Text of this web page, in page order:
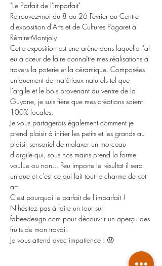
"Le Parfait de l'Imparfait"
Retrouvez-moi du 8 au 26 Février au Centre
d'exposition d'Arts et de Cultures Pagaret à
Rémire-Montjoly
Cette exposition est une arène dans laquelle j'ai
eu à cœur de faire connaître mes réalisations à
travers la poterie et la céramique. Composées
uniquement de matériaux naturels tel que
l'argile et le bois provenant du ventre de la
Guyane, je suis fière que mes créations soient
100% locales.
Je vous partagerais également comment je
prend plaisir à initier les petits et les grands au
plaisir sensoriel de malaxer un morceau
d'argile qui, sous nos mains prend la forme
voulue ou non... Peu importe le résultat il sera
unique et c'est ce qui fait tout le charme de cet
art.
C'est pourquoi le parfait de l'imparfait !
N'hésitez pas à faire un tour sur
fabeedesign.com pour découvrir un aperçu des
fruits de mon travail.
Je vous attend avec impatience ! 😜